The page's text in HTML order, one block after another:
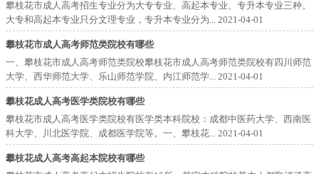
攀枝花市成人高考招生专业分为大专专业、高起本专业、专升本专业三种。
大专和高起本专业只分文理专业，专升本专业分为... 2021-04-01
攀枝花市成人高考师范类院校有哪些
一、攀枝花市成人高考师范类院校攀枝花市成人高考师范类院校有四川师范
大学、西华师范大学、乐山师范学院、内江师范学... 2021-04-01
攀枝花成人高考医学类院校有哪些
攀枝花市成人高考医学类院校有医学类本科院校：成都中医药大学、西南医
科大学、川北医学院、成都医学院等。一、攀枝花... 2021-04-01
攀枝花成人高考高起本院校有哪些